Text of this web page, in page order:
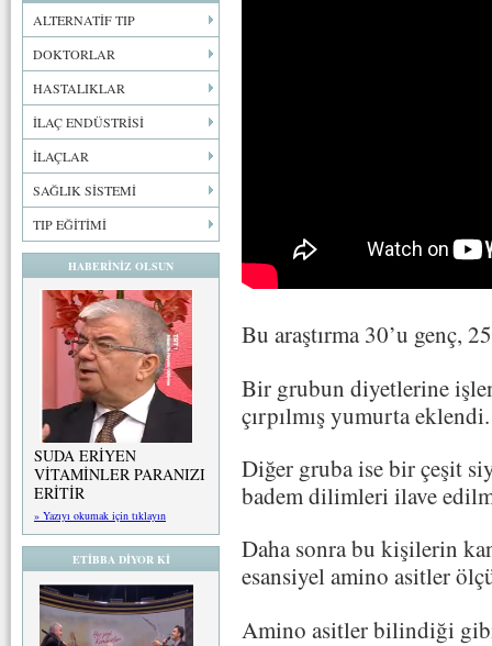
ALTERNATİF TIP
DOKTORLAR
HASTALIKLAR
İLAÇ ENDÜSTRİSİ
İLAÇLAR
SAĞLIK SİSTEMİ
TIP EĞİTİMİ
HABERİNİZ OLSUN
SUDA ERİYEN
VİTAMİNLER PARANIZI
ERİTİR
» Yazıyı okumak için tıklayın
ETİBBA DİYOR Kİ
Bu araştırma 30’u genç,
Bir grubun diyetlerine
çırpılmış yumurta
Diğer gruba ise bir çeşit
badem dilimleri ilave
Daha sonra bu kişilerin
esansiyel amino asitler
Amino asitler bilindiği gibi